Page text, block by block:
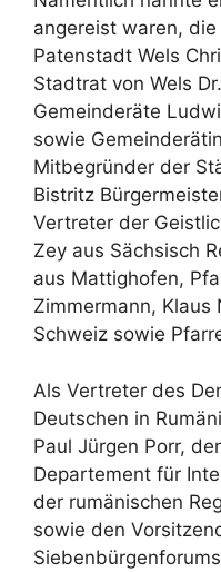
angereist waren,
Patenstadt Wels
Stadtrat von Wels
Gemeinderäte
sowie
Mitbegründer der
Bistritz
Vertreter der
Zey aus Sächsisch
aus Mattighofen,
Zimmermann, Klaus
Schweiz sowie
Als Vertreter des
Deutschen in
Paul Jürgen Porr,
Departement für
der rumänischen
sowie den